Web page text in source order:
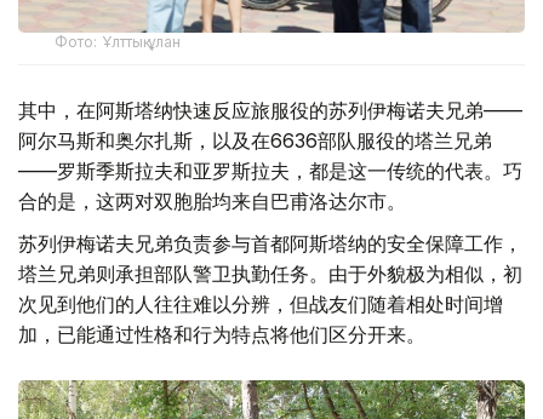
Фото: Ұлттық ұлан
其中，在阿斯塔纳快速反应旅服役的苏列伊梅诺夫兄弟——
阿尔马斯和奥尔扎斯，以及在6636部队服役的塔兰兄弟
——罗斯季斯拉夫和亚罗斯拉夫，都是这一传统的代表。巧
合的是，这两对双胞胎均来自巴甫洛达尔市。
苏列伊梅诺夫兄弟负责参与首都阿斯塔纳的安全保障工作，
塔兰兄弟则承担部队警卫执勤任务。由于外貌极为相似，初
次见到他们的人往往难以分辨，但战友们随着相处时间增
加，已能通过性格和行为特点将他们区分开来。